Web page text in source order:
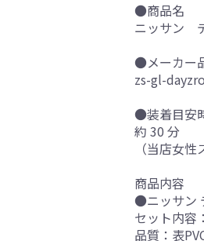
●商品名
ニッサン
●メーカー
zs-gl-
●装着目安
約 30 分
（当店女
商品内容
●ニッサン
セット内容
品質：表